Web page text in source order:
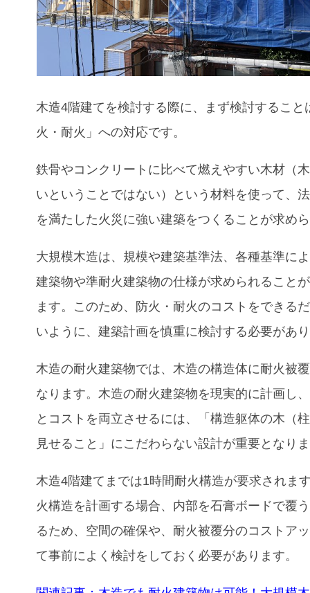
木造4階建てを検討する際に、まず検討すること
火・耐火」への対応です。
鉄骨やコンクリートに比べて燃えやすい木材（
いということではない）という材料を使って、
を満たした火災に強い建築をつくることが求め
大規模木造は、規模や建築基準法、各種基準に
建築物や準耐火建築物の仕様が求められること
ます。このため、防火・耐火のコストをできる
いように、建築計画を慎重に検討する必要があ
木造の耐火建築物では、木造の構造体に耐火被
なります。木造の耐火建築物を現実的に計画し
とコストを両立させるには、「構造躯体の木（
見せること」にこだわらない設計が重要となり
木造4階建てまでは1時間耐火構造が要求されま
火構造を計画する場合、内部を石膏ボードで覆
るため、空間の確保や、耐火被覆分のコストア
て事前によく検討をしておく必要があります。